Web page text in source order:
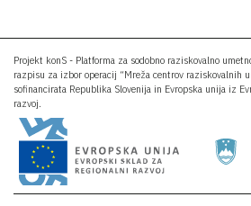
Projekt konS - Platforma za sodobno raziskovalno
razpisu za izbor operacij “Mreža centrov raziskovalnih
sofinancirata Republika Slovenija in Evropska unija iz
razvoj.